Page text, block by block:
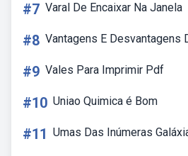
#7 Varal De Encaixar Na Janela
#8 Vantagens E Desvantagens
#9 Vales Para Imprimir Pdf
#10 Uniao Quimica é Bom
#11 Umas Das Inúmeras